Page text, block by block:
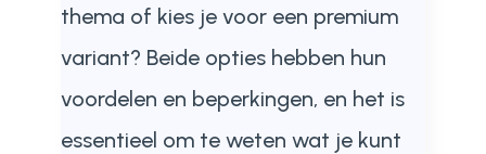
thema of kies je voor een premium
variant? Beide opties hebben hun
voordelen en beperkingen, en het is
essentieel om te weten wat je kunt